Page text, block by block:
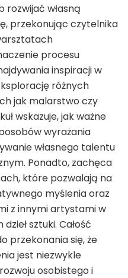
rozwijać własną
przekonując czytelnika
procesu
inspiracji w
różnych
jak malarstwo czy
wskazuje, jak ważne
wyrażania
własnego talentu
Ponadto, zachęca
które pozwalają na
myślenia oraz
z innymi artystami w
sztuki. Całość
przekonania się, że
jest niezwykle
osobistego i